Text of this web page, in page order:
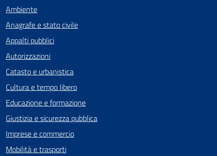
Ambiente
Anagrafe e stato civile
Appalti pubblici
Autorizzazioni
Catasto e urbanistica
Cultura e tempo libero
Educazione e formazione
Giustizia e sicurezza pubblica
Imprese e commercio
Mobilità e trasporti